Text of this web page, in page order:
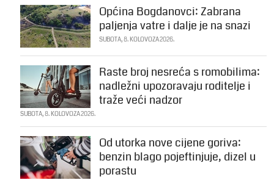
Općina Bogdanovci: Zabrana
paljenja vatre i dalje je na snazi
SUBOTA, 8. KOLOVOZA 2026.
Raste broj nesreća s romobilima:
nadležni upozoravaju roditelje i
traže veći nadzor
SUBOTA, 8. KOLOVOZA 2026.
Od utorka nove cijene goriva:
benzin blago pojeftinjuje, dizel u
porastu